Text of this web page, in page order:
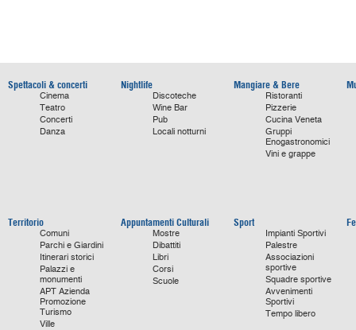
Spettacoli & concerti
Cinema
Teatro
Concerti
Danza
Nightlife
Discoteche
Wine Bar
Pub
Locali notturni
Mangiare & Bere
Ristoranti
Pizzerie
Cucina Veneta
Gruppi
Enogastronomici
Vini e grappe
Territorio
Comuni
Parchi e Giardini
Itinerari storici
Palazzi e
monumenti
APT Azienda
Promozione
Turismo
Ville
Appuntamenti Culturali
Mostre
Dibattiti
Libri
Corsi
Scuole
Sport
Impianti Sportivi
Palestre
Associazioni
sportive
Squadre sportive
Avvenimenti
Sportivi
Tempo libero